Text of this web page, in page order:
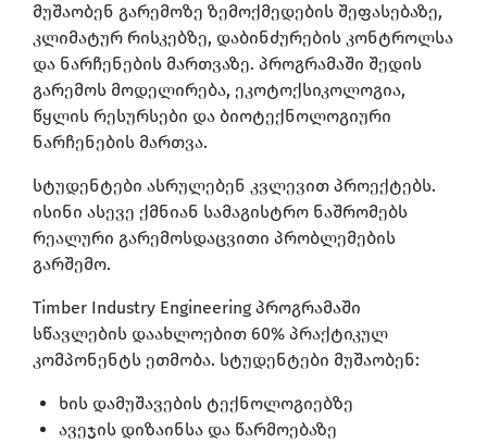
მუშაობენ გარემოზე ზემოქმედების შეფასებაზე,
კლიმატურ რისკებზე, დაბინძურების კონტროლსა
და ნარჩენების მართვაზე. პროგრამაში შედის
გარემოს მოდელირება, ეკოტოქსიკოლოგია,
წყლის რესურსები და ბიოტექნოლოგიური
ნარჩენების მართვა.
სტუდენტები ასრულებენ კვლევით პროექტებს.
ისინი ასევე ქმნიან სამაგისტრო ნაშრომებს
რეალური გარემოსდაცვითი პრობლემების
გარშემო.
Timber Industry Engineering პროგრამაში
სწავლების დაახლოებით 60% პრაქტიკულ
კომპონენტს ეთმობა. სტუდენტები მუშაობენ:
ხის დამუშავების ტექნოლოგიებზე
ავეჯის დიზაინსა და წარმოებაზე